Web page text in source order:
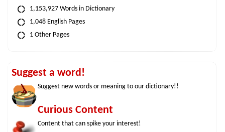
1,153,927 Words in Dictionary
1,048 English Pages
1 Other Pages
Suggest a word!
Suggest new words or meaning to our dictionary!!
Curious Content
Content that can spike your interest!